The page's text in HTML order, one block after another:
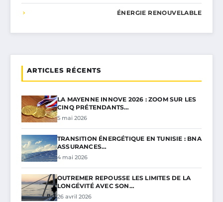
ÉNERGIE RENOUVELABLE
ARTICLES RÉCENTS
LA MAYENNE INNOVE 2026 : ZOOM SUR LES
CINQ PRÉTENDANTS…
5 mai 2026
TRANSITION ÉNERGÉTIQUE EN TUNISIE : BNA
ASSURANCES…
4 mai 2026
OUTREMER REPOUSSE LES LIMITES DE LA
LONGÉVITÉ AVEC SON…
26 avril 2026